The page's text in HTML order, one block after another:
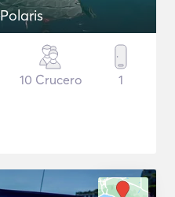
10 Crucero 1